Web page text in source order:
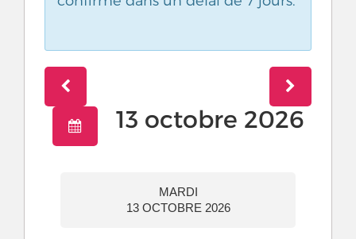
13 octobre 2026
MARDI
13 OCTOBRE 2026